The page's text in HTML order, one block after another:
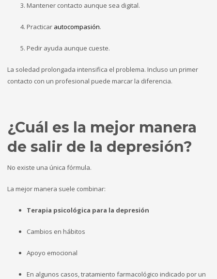
Mantener contacto aunque sea digital.
Practicar autocompasión.
Pedir ayuda aunque cueste.
La soledad prolongada intensifica el problema. Incluso un primer
contacto con un profesional puede marcar la diferencia.
¿Cuál es la mejor manera
de salir de la depresión?
No existe una única fórmula.
La mejor manera suele combinar:
Terapia psicológica para la depresión
Cambios en hábitos
Apoyo emocional
En algunos casos, tratamiento farmacológico indicado por un